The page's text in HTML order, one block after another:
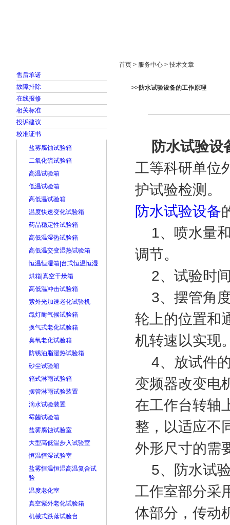
售后承诺
故障排除
在线报修
相关标准
投诉建议
校准证书
盐雾腐蚀试验箱
二氧化硫试验箱
高温试验箱
低温试验箱
高低温试验箱
温度快速变化试验箱
药品稳定性试验箱
高低温湿热试验箱
高低温交变湿热试验箱
恒温恒湿箱|台式恒温恒湿
烘箱|真空干燥箱
高低温冲击试验箱
紫外光加速老化试验机
氙灯耐气候试验箱
换气式老化试验箱
臭氧老化试验箱
防锈油脂湿热试验箱
砂尘试验箱
箱式淋雨试验箱
摆管淋雨试验装置
滴水试验装置
霉菌试验箱
盐雾腐蚀试验室
大型高低温步入试验室
恒温恒湿试验室
盐雾恒温恒湿高温复合试
验
温度老化室
真空紫外老化试验箱
机械式跌落试验台
首页 > 服务中心 > 技术文章
>>防水试验设备的工作原理
防水试验设
工等科研单位
护试验检测。
防水试验设备
1、喷水量和
调节。
2、试验时
3、摆管角度
轮上的位置和
机转速以实现
4、放试件的
变频器改变电
在工作台转轴
整，以适应不
外形尺寸的需
5、防水试验
工作室部分采
体部分，传动